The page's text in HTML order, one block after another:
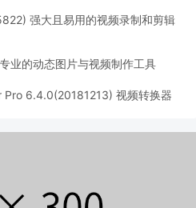
强大且易用的视频录制和剪辑
业的动态图片与视频制作工具
6.4.0(20181213) 视频转换器